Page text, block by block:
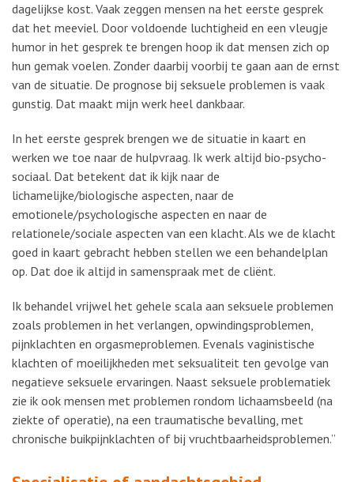
dagelijkse kost. Vaak zeggen mensen na het eerste gesprek
dat het meeviel. Door voldoende luchtigheid en een vleugje
humor in het gesprek te brengen hoop ik dat mensen zich op
hun gemak voelen. Zonder daarbij voorbij te gaan aan de ernst
van de situatie. De prognose bij seksuele problemen is vaak
gunstig. Dat maakt mijn werk heel dankbaar.
In het eerste gesprek brengen we de situatie in kaart en
werken we toe naar de hulpvraag. Ik werk altijd bio-psycho-
sociaal. Dat betekent dat ik kijk naar de
lichamelijke/biologische aspecten, naar de
emotionele/psychologische aspecten en naar de
relationele/sociale aspecten van een klacht. Als we de klacht
goed in kaart gebracht hebben stellen we een behandelplan
op. Dat doe ik altijd in samenspraak met de cliënt.
Ik behandel vrijwel het gehele scala aan seksuele problemen
zoals problemen in het verlangen, opwindingsproblemen,
pijnklachten en orgasmeproblemen. Evenals vaginistische
klachten of moeilijkheden met seksualiteit ten gevolge van
negatieve seksuele ervaringen. Naast seksuele problematiek
zie ik ook mensen met problemen rondom lichaamsbeeld (na
ziekte of operatie), na een traumatische bevalling, met
chronische buikpijnklachten of bij vruchtbaarheidsproblemen.”